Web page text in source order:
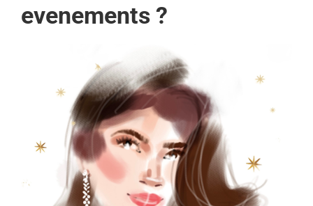
evenements ?